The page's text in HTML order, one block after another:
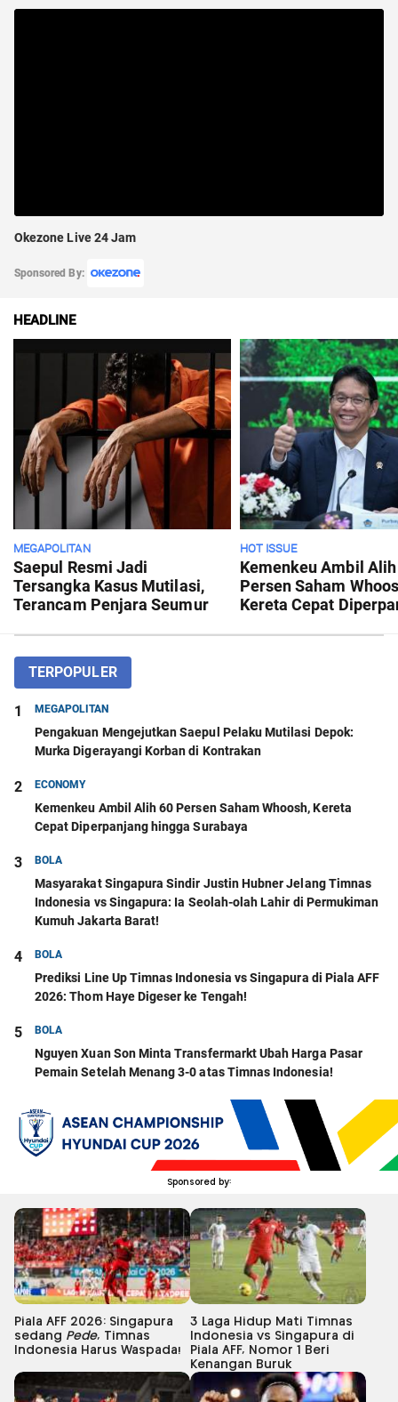
Okezone Live 24 Jam
Sponsored By:
HEADLINE
MEGAPOLITAN
Saepul Resmi Jadi
Tersangka Kasus Mutilasi,
Terancam Penjara Seumur
HOT ISSUE
Kemenkeu Ambil
Persen Saham
Kereta Cepat
TERPOPULER
1 MEGAPOLITAN
Pengakuan Mengejutkan Saepul Pelaku Mutilasi Depok:
Murka Digerayangi Korban di Kontrakan
2 ECONOMY
Kemenkeu Ambil Alih 60 Persen Saham Whoosh, Kereta
Cepat Diperpanjang hingga Surabaya
3 BOLA
Masyarakat Singapura Sindir Justin Hubner Jelang Timnas
Indonesia vs Singapura: Ia Seolah-olah Lahir di Permukiman
Kumuh Jakarta Barat!
4 BOLA
Prediksi Line Up Timnas Indonesia vs Singapura di Piala AFF
2026: Thom Haye Digeser ke Tengah!
5 BOLA
Nguyen Xuan Son Minta Transfermarkt Ubah Harga Pasar
Pemain Setelah Menang 3-0 atas Timnas Indonesia!